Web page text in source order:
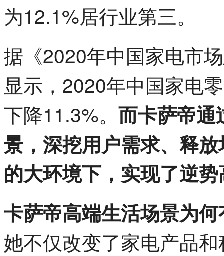
为12.1%居行业第三。
据《2020年中国家电市
显示，2020年中国家电
下降11.3%。 而卡萨帝通
景，深挖用户需求、释
的大环境下，实现了逆
卡萨帝高端生活场景为
她不仅改变了家电产品